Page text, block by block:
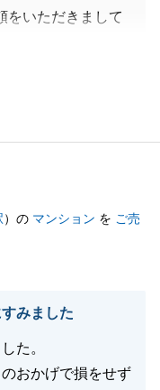
をいただきまして
て良かったです。
りご迷惑をおかけ
）の マンション を ご売
みました
た。
おかげで損をせず